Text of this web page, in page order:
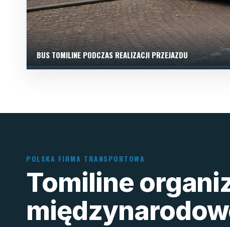
BUS TOMILINE PODCZAS REALIZACJI PRZEJAZDU
POLSKA FIRMA TRANSPORTOWA
Tomiline